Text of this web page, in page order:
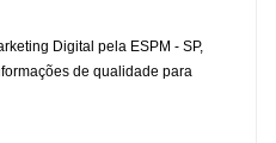
Digital pela ESPM - SP,
de qualidade para